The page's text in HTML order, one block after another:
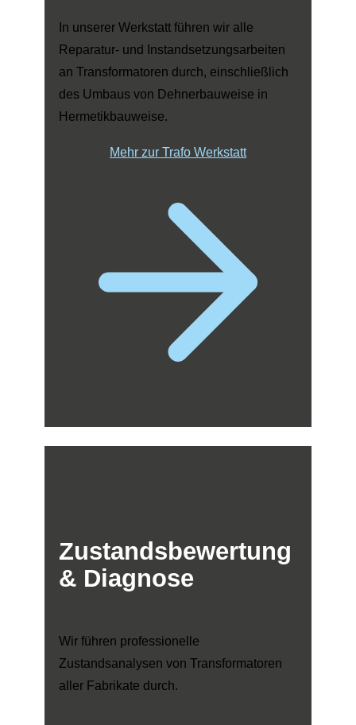
In unserer Werkstatt führen wir alle
Reparatur- und Instandsetzungsarbeiten
an Transformatoren durch, einschließlich
des Umbaus von Dehnerbauweise in
Hermetikbauweise.
Mehr zur Trafo Werkstatt
Zustandsbewertung
& Diagnose
Wir führen professionelle
Zustandsanalysen von Transformatoren
aller Fabrikate durch.